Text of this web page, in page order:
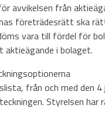
avvikelsen från
företrädesrätt ska
vara till fördel för
i bolaget.
från och med
Styrelsen